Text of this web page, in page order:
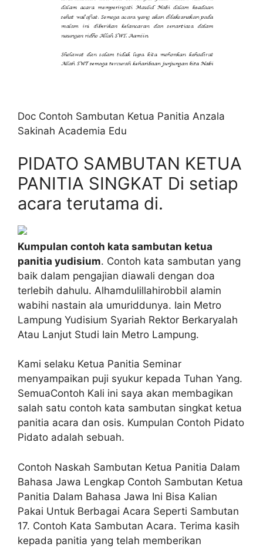
Doc Contoh Sambutan Ketua Panitia Anzala
Sakinah Academia Edu
PIDATO SAMBUTAN KETUA
PANITIA SINGKAT Di setiap
acara terutama di.
Kumpulan contoh kata sambutan ketua
panitia yudisium. Contoh kata sambutan yang
baik dalam pengajian diawali dengan doa
terlebih dahulu. Alhamdulillahirobbil alamin
wabihi nastain ala umuriddunya. Iain Metro
Lampung Yudisium Syariah Rektor Berkaryalah
Atau Lanjut Studi Iain Metro Lampung.
Kami selaku Ketua Panitia Seminar
menyampaikan puji syukur kepada Tuhan Yang.
SemuaContoh Kali ini saya akan membagikan
salah satu contoh kata sambutan singkat ketua
panitia acara dan osis. Kumpulan Contoh Pidato
Pidato adalah sebuah.
Contoh Naskah Sambutan Ketua Panitia Dalam
Bahasa Jawa Lengkap Contoh Sambutan Ketua
Panitia Dalam Bahasa Jawa Ini Bisa Kalian
Pakai Untuk Berbagai Acara Seperti Sambutan
17. Contoh Kata Sambutan Acara. Terima kasih
kepada panitia yang telah memberikan